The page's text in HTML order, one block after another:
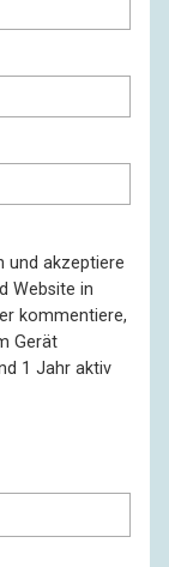
und akzeptiere
Website in
kommentiere,
Gerät
1 Jahr aktiv